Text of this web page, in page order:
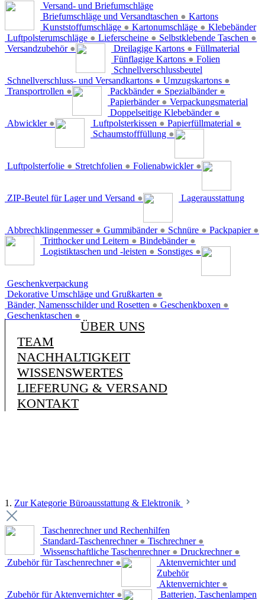
Versand- und Briefumschläge
Briefumschläge und Versandtaschen ●
Kunststoffumschläge ● Kartonumschläge ●
Luftpolsterumschläge ● Lieferscheine ● Selbstklebende Taschen ●
Versandzubehör ●
Kartons
Dreilagige Kartons ●
Fünflagige Kartons ●
Schnellverschluss- und Versandkartons ● Umzugskartons ●
Transportrollen ●
Klebebänder
Packbänder ● Spezialbänder ●
Papierbänder ●
Doppelseitige Klebebänder ●
Abwickler ●
Füllmaterial
Luftpolsterkissen ● Papierfüllmaterial ●
Schaumstofffüllung ●
Folien
Luftpolsterfolie ● Stretchfolien ● Folienabwickler ●
Schnellverschlussbeutel
ZIP-Beutel für Lager und Versand ●
Verpackungsmaterial
Abbrechklingenmesser ● Gummibänder ● Schnüre ● Packpapier ●
Lagerausstattung
Tritthocker und Leitern ● Bindebänder ●
Logistiktaschen und -leisten ● Sonstiges ●
Geschenkverpackung
Dekorative Umschläge und Grußkarten ●
Bänder, Namensschilder und Rosetten ● Geschenkboxen ●
Geschenktaschen ●
ÜBER UNS
TEAM
NACHHALTIGKEIT
WISSENSWERTES
LIEFERUNG & VERSAND
KONTAKT
1. Zur Kategorie Büroausstattung & Elektronik
Taschenrechner und Rechenhilfen
Standard-Taschenrechner ● Tischrechner ●
Wissenschaftliche Taschenrechner ● Druckrechner ●
Zubehör für Taschenrechner ●
Aktenvernichter und
Zubehör
Aktenvernichter ●
Zubehör für Aktenvernichter ● Batterien, Taschenlampen